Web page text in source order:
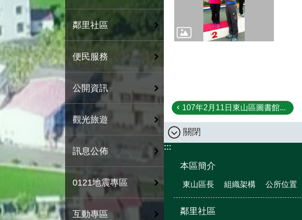
鄰里社區
便民服務
公開資訊
觀光旅遊
訊息公佈
0121地震專區
互動專區
107年2月11日東山區圖書館...
關閉
:::
本區簡介
東山區長 組織架構 公所位置
鄰里社區